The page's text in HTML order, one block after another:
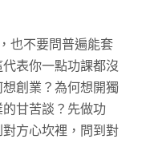
也不要問普遍能套
表你一點功課都沒
創業？為何想開獨
甘苦談？先做功
方心坎裡，問到對